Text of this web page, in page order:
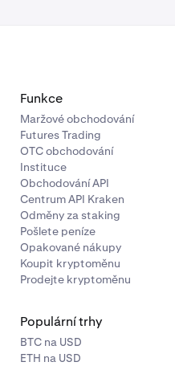
Funkce
Maržové obchodování
Futures Trading
OTC obchodování
Instituce
Obchodování API
Centrum API Kraken
Odměny za staking
Pošlete peníze
Opakované nákupy
Koupit kryptoměnu
Prodejte kryptoměnu
Populární trhy
BTC na USD
ETH na USD